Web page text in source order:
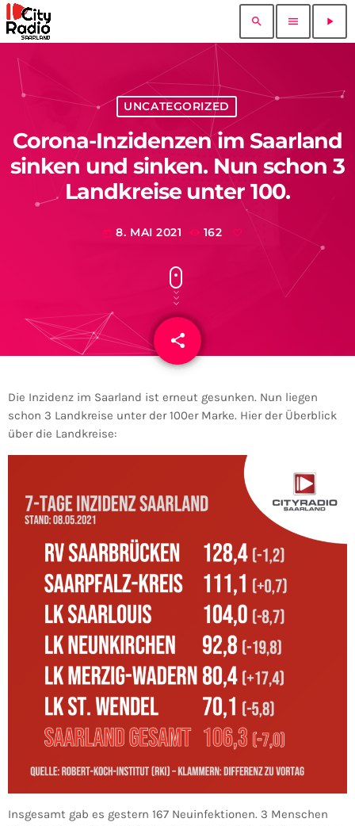
search menu play_arrow
UNCATEGORIZED
Corona-Inzidenzen im Saarland
sinken und sinken. Nun schon 3
Landkreise unter 100.
today 8. MAI 2021 162
share
email
Die Inzidenz im Saarland ist erneut gesunken. Nun liegen
schon 3 Landkreise unter der 100er Marke. Hier der Überblick
über die Landkreise:
Insgesamt gab es gestern 167 Neuinfektionen. 3 Menschen